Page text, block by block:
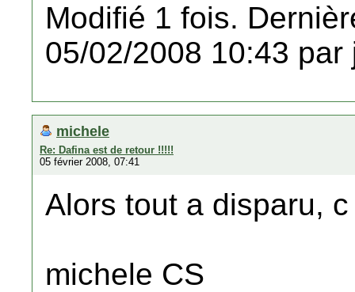
Modifié 1 fois.
05/02/2008 10:43 par
michele
Re: Dafina est de retour !!!!!
05 février 2008, 07:41
Alors tout a disparu,
michele CS